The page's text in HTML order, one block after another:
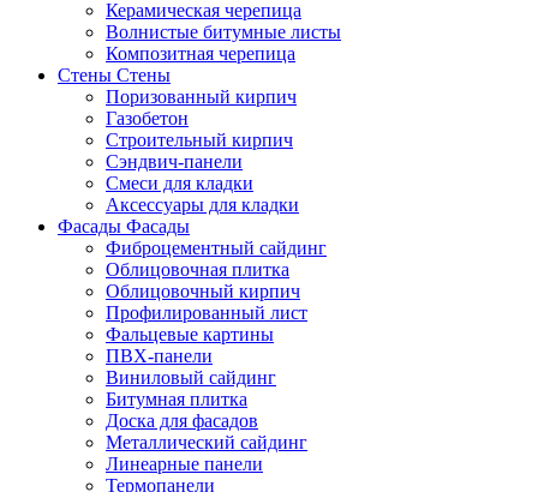
Керамическая черепица
Волнистые битумные листы
Композитная черепица
Стены Стены
Поризованный кирпич
Газобетон
Строительный кирпич
Сэндвич-панели
Смеси для кладки
Аксессуары для кладки
Фасады Фасады
Фиброцементный сайдинг
Облицовочная плитка
Облицовочный кирпич
Профилированный лист
Фальцевые картины
ПВХ-панели
Виниловый сайдинг
Битумная плитка
Доска для фасадов
Металлический сайдинг
Линеарные панели
Термопанели